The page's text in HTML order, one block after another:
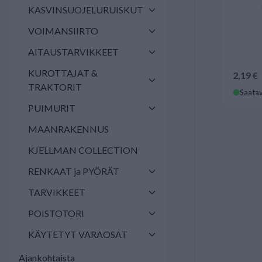
KASVINSUOJELURUISKUT
VOIMANSIIRTO
AITAUSTARVIKKEET
KUROTTAJAT &
TRAKTORIT
PUIMURIT
MAANRAKENNUS
KJELLMAN COLLECTION
RENKAAT ja PYÖRÄT
TARVIKKEET
POISTOTORI
KÄYTETYT VARAOSAT
Ajankohtaista
2,19 €